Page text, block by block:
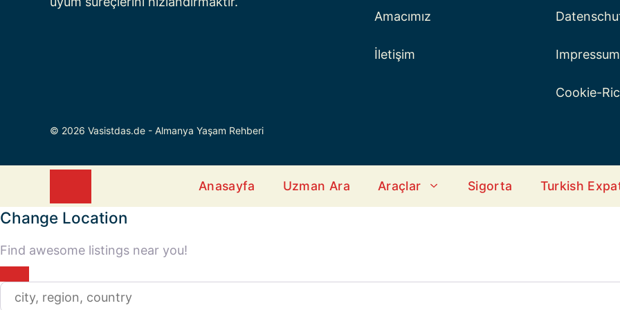
Amacımız
İletişim
Cookie-
© 2026 Vasistdas.de - Almanya Yaşam Rehberi
Close
Anasayfa Uzman Ara Araçlar Sigorta Turkish
Change Location
Find awesome listings near you!
Change Location